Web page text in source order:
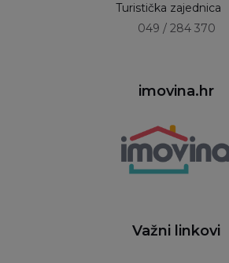
Turistička zajednica
049 / 284 370
imovina.hr
Važni linkovi